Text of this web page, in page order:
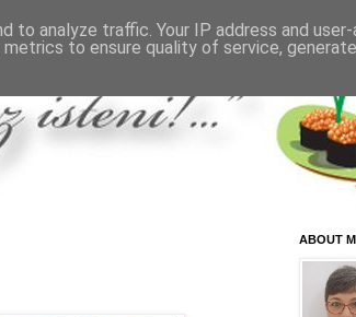
ABOUT
to analyze traffic. Your IP address and
to ensure quality of service,